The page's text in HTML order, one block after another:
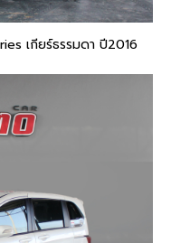
เกียร์ธรรมดา ปี2016